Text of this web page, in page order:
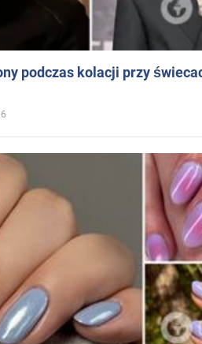
podczas kolacji przy